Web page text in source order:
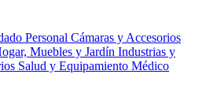
Personal Cámaras y Accesorios
Muebles y Jardín Industrias y
Salud y Equipamiento Médico